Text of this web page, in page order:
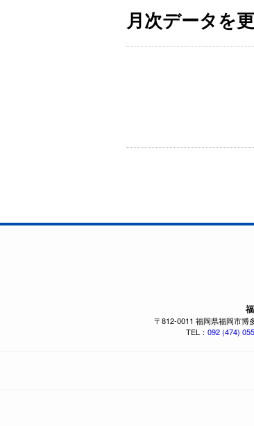
月次データを
〒812-0011 福岡県福岡市博
TEL： 092 (474)